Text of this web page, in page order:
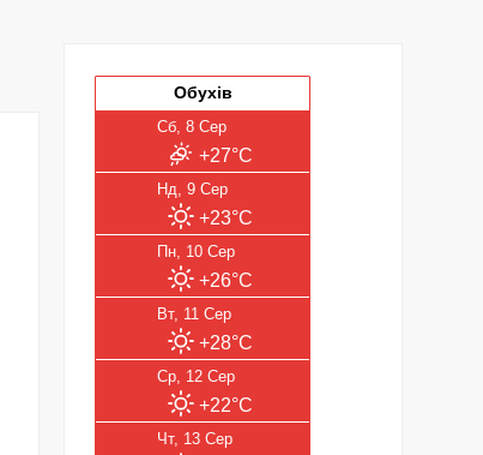
Обухів
Сб, 8 Сер
+27°C
Нд, 9 Сер
+23°C
Пн, 10 Сер
+26°C
Вт, 11 Сер
+28°C
Ср, 12 Сер
+22°C
Чт, 13 Сер